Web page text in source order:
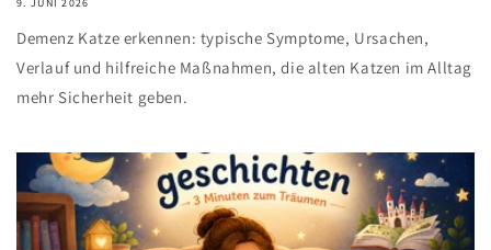
Demenz Katze erkennen: typische Symptome, Ursachen,
Verlauf und hilfreiche Maßnahmen, die alten Katzen im Alltag
mehr Sicherheit geben.